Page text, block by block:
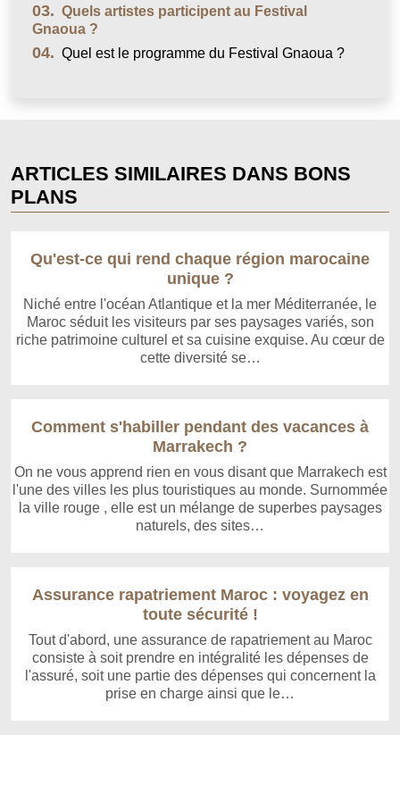
03. Quels artistes participent au Festival
Gnaoua ?
04. Quel est le programme du Festival Gnaoua ?
ARTICLES SIMILAIRES DANS BONS
PLANS
Qu'est-ce qui rend chaque région marocaine
unique ?
Niché entre l'océan Atlantique et la mer Méditerranée, le
Maroc séduit les visiteurs par ses paysages variés, son
riche patrimoine culturel et sa cuisine exquise. Au cœur de
cette diversité se…
Comment s'habiller pendant des vacances à
Marrakech ?
On ne vous apprend rien en vous disant que Marrakech est
l'une des villes les plus touristiques au monde. Surnommée
la ville rouge , elle est un mélange de superbes paysages
naturels, des sites…
Assurance rapatriement Maroc : voyagez en
toute sécurité !
Tout d'abord, une assurance de rapatriement au Maroc
consiste à soit prendre en intégralité les dépenses de
l'assuré, soit une partie des dépenses qui concernent la
prise en charge ainsi que le…